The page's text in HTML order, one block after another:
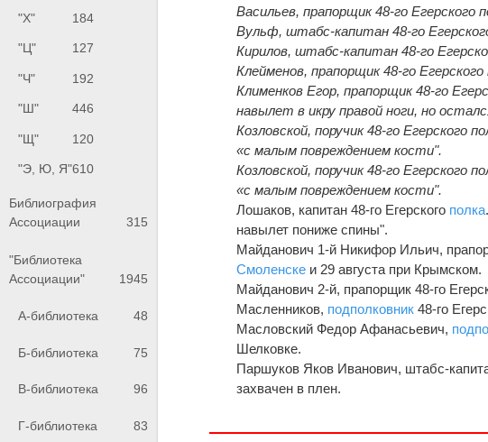
"Х" 184
"Ц" 127
"Ч" 192
"Ш" 446
"Щ" 120
"Э, Ю, Я"610
Библиография
Ассоциации
315
"Библиотека
Ассоциации"
1945
А-библиотека 48
Б-библиотека 75
В-библиотека 96
Г-библиотека 83
Васильев, прапорщик 48-го Егерского
Вульф, штабс-капитан 48-го
Кирилов, штабс-капитан 48-го
Клейменов, прапорщик 48-го
Клименков Егор, прапорщик 48-го
навылет в икру правой ноги, но
Козловской, поручик 48-го Егерского
«с малым повреждением кости".
Козловской, поручик 48-го Егерского
«с малым повреждением кости".
Лошаков, капитан 48-го Егерского полка
навылет пониже спины".
Майданович 1-й Никифор Ильич,
Смоленске и 29 августа при Крымском.
Майданович 2-й, прапорщик 48-го
Масленников, подполковник 48-го
Масловский Федор Афанасьевич,
Шелковке.
Паршуков Яков Иванович, штабс-
захвачен в плен.